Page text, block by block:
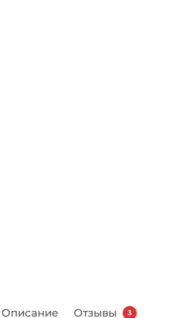
Описание Отзывы 3